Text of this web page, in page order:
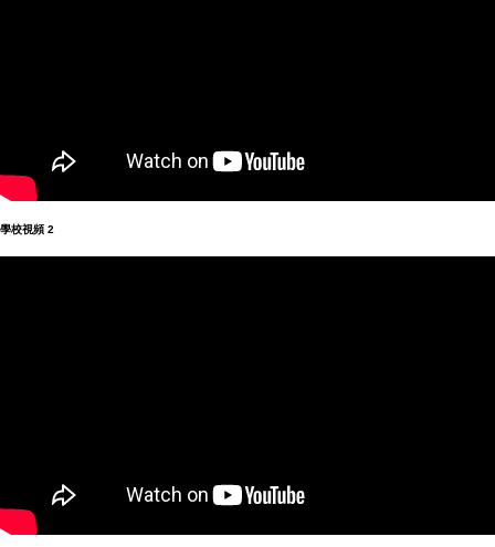
學校視頻 2